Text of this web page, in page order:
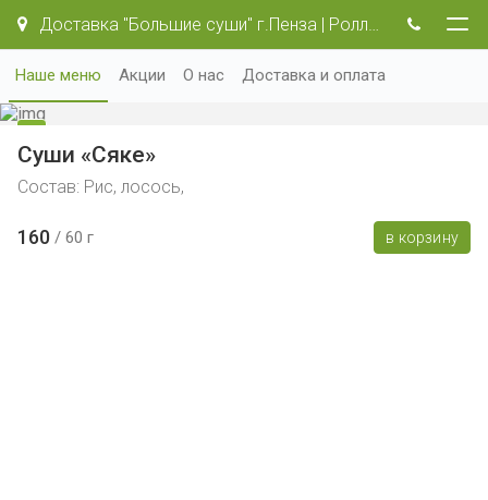
Доставка "Большие суши" г.Пенза | Роллы и пицца.
Наше меню Акции О нас Доставка и оплата
Суши «Сяке»
Состав: Рис, лосось,
160 60 г в корзину